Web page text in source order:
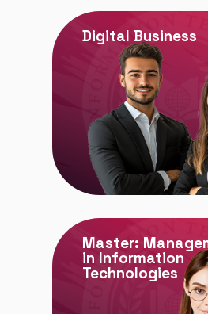
Master:
in Information
Technologies
Digital Business